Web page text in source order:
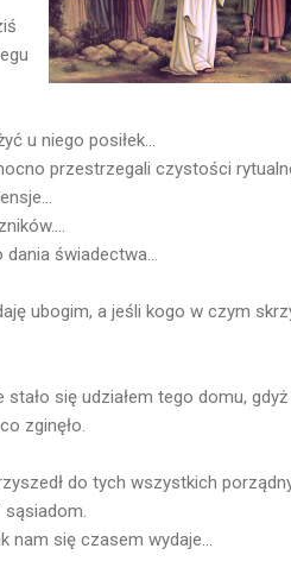
u niego posiłek...
przestrzegali czystości
świadectwa...
ubogim, a jeśli kogo w czym
się udziałem tego domu,
zginęło.
do tych wszystkich
się czasem wydaje...